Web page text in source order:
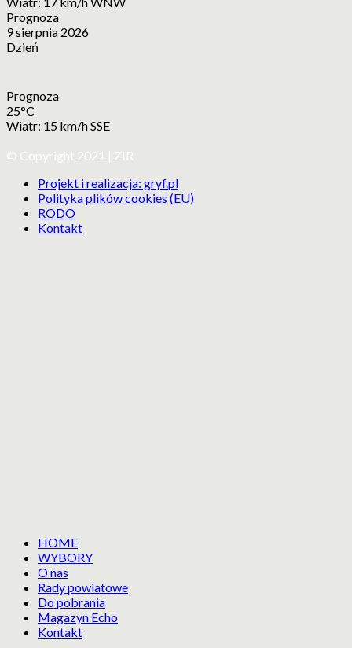
Prognoza
9 sierpnia 2026
Dzień
Prognoza
25°C
Wiatr: 15 km/h SSE
© Copyright 2021 | ZIR
Projekt i realizacja: gryf.pl
Polityka plików cookies (EU)
RODO
Kontakt
HOME
WYBORY
O nas
Rady powiatowe
Do pobrania
Magazyn Echo
Kontakt